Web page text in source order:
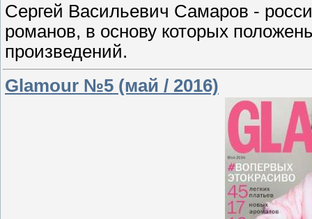
Сергей Васильевич Самаров -
романов, в основу которых
произведений.
Glamour №5 (май / 2016)